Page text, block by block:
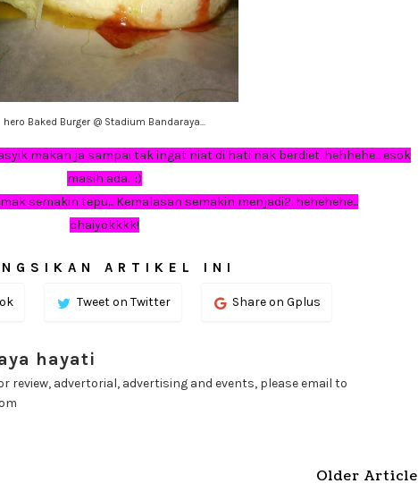
hero Baked Burger @ Stadium Bandaraya...
makan ja sampai tak ingat niat di hati nak berdiet. hehhehe... esok
masih ada. :)
semakin tepu... Kemalasan semakin menjadi2. hehehehe...
chaiyokkkk!
ARTIKEL INI
Tweet on Twitter Share on Gplus
hayati
review, advertorial, advertising and events, please email to
Older Article